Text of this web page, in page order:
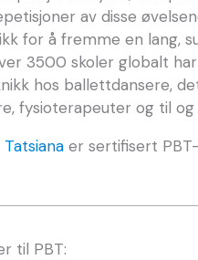
av disse
for å fremme en lang,
3500 skoler globalt
hos ballettdansere,
fysioterapeuter og til
Tatsiana er sertifisert
til PBT: